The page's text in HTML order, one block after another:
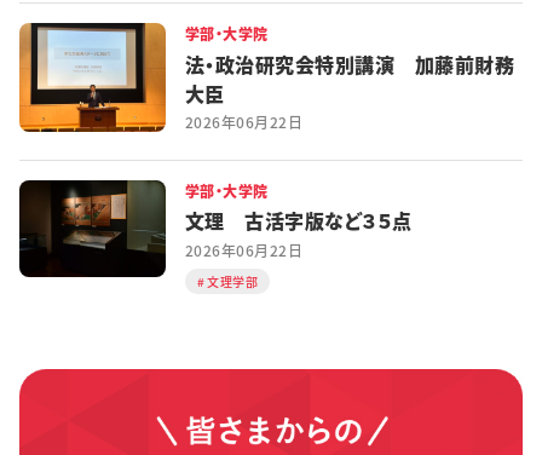
学部・大学院
法・政治研究会特別講演 加藤前財務
大臣
2026年06月22日
学部・大学院
文理 古活字版など３５点
2026年06月22日
文理学部